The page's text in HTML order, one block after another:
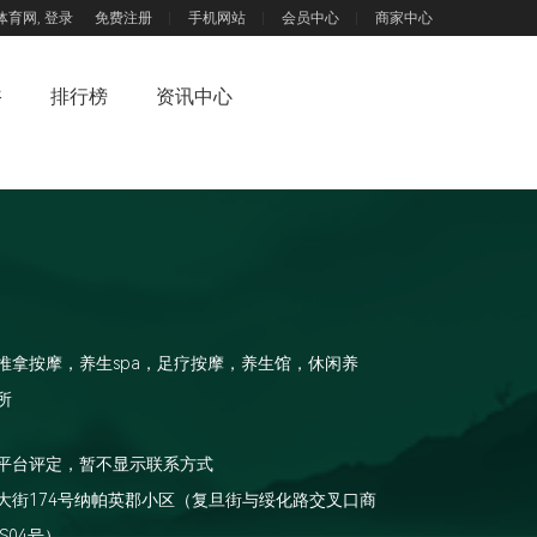
育网, 登录 免费注册 手机网站 会员中心 商家中心
排行榜 资讯中心
拿按摩，养生spa，足疗按摩，养生馆，休闲养
台评定，暂不显示联系方式
街174号纳帕英郡小区（复旦街与绥化路交叉口商